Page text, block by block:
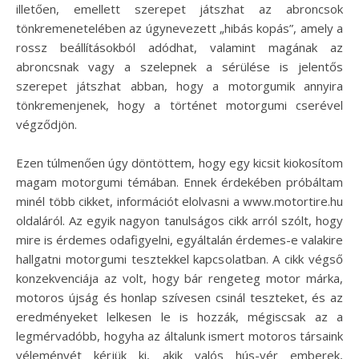
illetően, emellett szerepet játszhat az abroncsok
tönkremenetelében az úgynevezett „hibás kopás”, amely a
rossz beállításokból adódhat, valamint magának az
abroncsnak vagy a szelepnek a sérülése is jelentős
szerepet játszhat abban, hogy a motorgumik annyira
tönkremenjenek, hogy a történet motorgumi cserével
végződjön.
Ezen túlmenően úgy döntöttem, hogy egy kicsit kiokosítom
magam motorgumi témában. Ennek érdekében próbáltam
minél több cikket, információt elolvasni a www.motortire.hu
oldaláról. Az egyik nagyon tanulságos cikk arról szólt, hogy
mire is érdemes odafigyelni, egyáltalán érdemes-e valakire
hallgatni motorgumi tesztekkel kapcsolatban. A cikk végső
konzekvenciája az volt, hogy bár rengeteg motor márka,
motoros újság és honlap szívesen csinál teszteket, és az
eredményeket lelkesen le is hozzák, mégiscsak az a
legmérvadóbb, hogyha az általunk ismert motoros társaink
véleményét kérjük ki, akik valós hús-vér emberek,